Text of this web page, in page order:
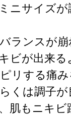
ニサイズ
ランスが
ビが出来
リする痛
くは調子
肌もニキ